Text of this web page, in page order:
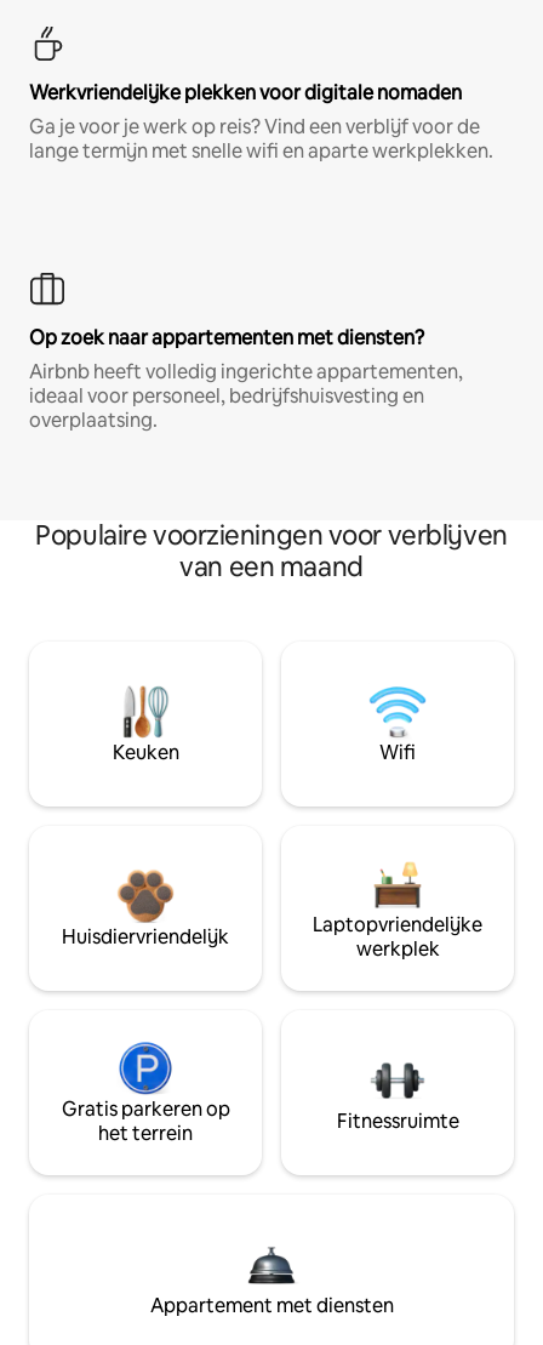
Werkvriendelijke plekken voor digitale nomaden
Ga je voor je werk op reis? Vind een verblijf voor de
lange termijn met snelle wifi en aparte werkplekken.
Op zoek naar appartementen met diensten?
Airbnb heeft volledig ingerichte appartementen,
ideaal voor personeel, bedrijfshuisvesting en
overplaatsing.
Populaire voorzieningen voor verblijven
van een maand
Keuken Wifi
Huisdiervriendelijk
Laptopvriendelijke
werkplek
Gratis parkeren op
het terrein
Fitnessruimte
Appartement met diensten